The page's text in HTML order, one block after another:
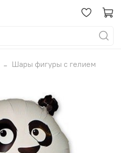
Шары фигуры с гелием